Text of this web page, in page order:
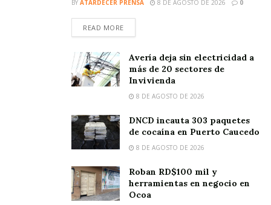
BY ATARDECER PRENSA 8 DE AGOSTO DE 2026 0
READ MORE
Avería deja sin electricidad a
más de 20 sectores de
Invivienda
8 DE AGOSTO DE 2026
DNCD incauta 303 paquetes
de cocaína en Puerto Caucedo
8 DE AGOSTO DE 2026
Roban RD$100 mil y
herramientas en negocio en
Ocoa